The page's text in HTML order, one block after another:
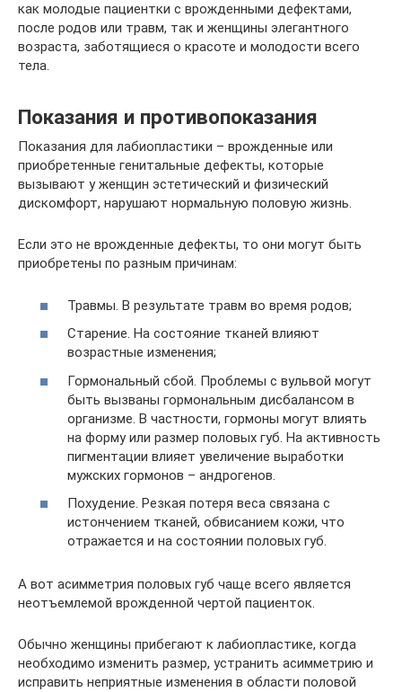
как молодые пациентки с врожденными дефектами,
после родов или травм, так и женщины элегантного
возраста, заботящиеся о красоте и молодости всего
тела.
Показания и противопоказания
Показания для лабиопластики – врожденные или
приобретенные генитальные дефекты, которые
вызывают у женщин эстетический и физический
дискомфорт, нарушают нормальную половую жизнь.
Если это не врожденные дефекты, то они могут быть
приобретены по разным причинам:
Травмы. В результате травм во время родов;
Старение. На состояние тканей влияют
возрастные изменения;
Гормональный сбой. Проблемы с вульвой могут
быть вызваны гормональным дисбалансом в
организме. В частности, гормоны могут влиять
на форму или размер половых губ. На активность
пигментации влияет увеличение выработки
мужских гормонов – андрогенов.
Похудение. Резкая потеря веса связана с
истончением тканей, обвисанием кожи, что
отражается и на состоянии половых губ.
А вот асимметрия половых губ чаще всего является
неотъемлемой врожденной чертой пациенток.
Обычно женщины прибегают к лабиопластике, когда
необходимо изменить размер, устранить асимметрию и
исправить неприятные изменения в области половой